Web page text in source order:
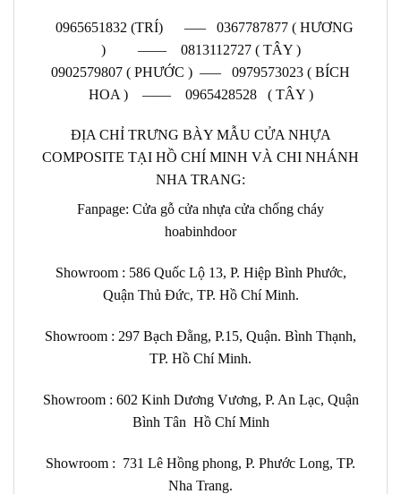
0965651832 (TRÍ) —–
0367787877 ( HƯƠNG
) —— 0813112727 ( TÂY )
0902579807 ( PHƯỚC ) —– 0979573023 ( BÍCH
HOA ) —— 0965428528 ( TÂY )
ĐỊA CHỈ TRƯNG BÀY MẪU CỬA NHỰA
COMPOSITE TẠI HỒ CHÍ MINH VÀ CHI NHÁNH
NHA TRANG:
Fanpage: Cửa gỗ cửa nhựa cửa chống cháy
hoabinhdoor
Showroom : 586 Quốc Lộ 13, P. Hiệp Bình Phước,
Quận Thủ Đức, TP. Hồ Chí Minh.
Showroom : 297 Bạch Đằng, P.15, Quận. Bình Thạnh,
TP. Hồ Chí Minh.
Showroom : 602 Kinh Dương Vương, P. An Lạc, Quận
Bình Tân Hồ Chí Minh
Showroom : 731 Lê Hồng phong, P. Phước Long, TP.
Nha Trang.